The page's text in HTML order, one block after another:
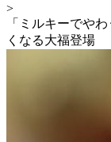
>
「ミルキーでや
くなる大福登場